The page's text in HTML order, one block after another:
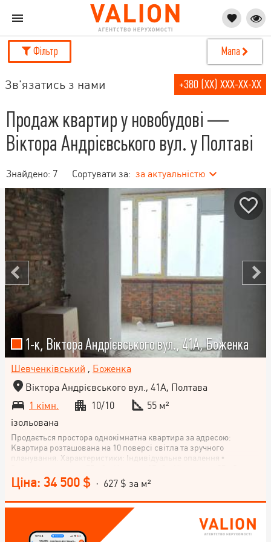
Фільтр Мапа
Зв'язатись з нами +380 (XX) XXX-XX-XX
Продаж квартир у новобудові —
Віктора Андрієвського вул. у Полтаві
Знайдено: 7 Сортувати за: за актуальністю
1-к, Віктора Андрієвського вул., 41А, Боженка
Шевченківський , Боженка
Віктора Андрієвського вул., 41А, Полтава
1 кімн.
10/10
55 м²
ізольована
Продається простора однокімнатна квартира за адресою:
Квартира розташована на 10 поверсі світла та зручного
планування. Характеристики: Індивідуальне опалення •
Санвузол — 5 м2 • Дві лоджії Квартира має велику кухню та
простору кімнату, що дозволяє комфортно зонувати простір. Дві
лоджії додають додаткове місце для відпочинку або зберігання.
Зручне розташування будинку: поруч магазини, зупинки
громадського транспорту, школа, та інша необхідна
інфраструктура, С Телефонуйте для детальної інформації та
Ціна: 34 500 $ · 627 $ за м²